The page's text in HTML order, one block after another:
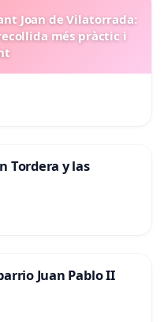
Joan de Vilatorrada:
més pràctic i
Tordera y las
Juan Pablo II